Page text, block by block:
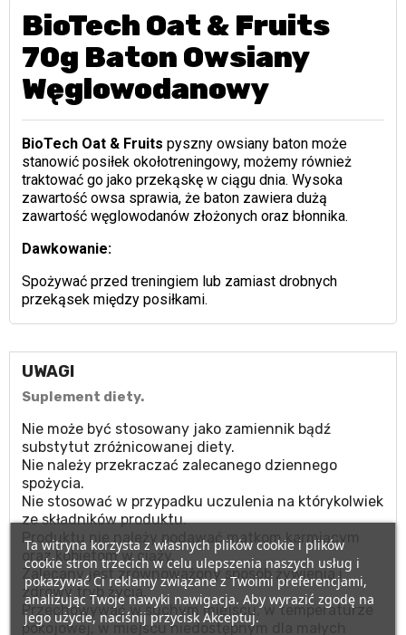
BioTech Oat & Fruits
70g Baton Owsiany
Węglowodanowy
BioTech Oat & Fruits pyszny owsiany baton może
stanowić posiłek okołotreningowy, możemy również
traktować go jako przekąskę w ciągu dnia. Wysoka
zawartość owsa sprawia, że baton zawiera dużą
zawartość węglowodanów złożonych oraz błonnika.
Dawkowanie:
Spożywać przed treningiem lub zamiast drobnych
przekąsek między posiłkami.
UWAGI
Suplement diety.
Nie może być stosowany jako zamiennik bądź
substytut zróżnicowanej diety.
Nie należy przekraczać zalecanego dziennego
spożycia.
Nie stosować w przypadku uczulenia na którykolwiek
ze składników produktu.
Produktu nie należy podawać matkom karmiącym
oraz kobietom w ciąży.
Zalecany jest zrównoważony sposób żywienia i
zdrowy tryb życia.
Przechowywać w suchym miejscu, w temperaturze
pokojowej, w miejscu niedostępnym dla małych
Ta witryna korzysta z własnych plików cookie i plików
cookie stron trzecich w celu ulepszenia naszych usług i
pokazywać Ci reklamy związane z Twoimi preferencjami,
analizując Twoje nawyki nawigacja. Aby wyrazić zgodę na
jego użycie, naciśnij przycisk Akceptuj.